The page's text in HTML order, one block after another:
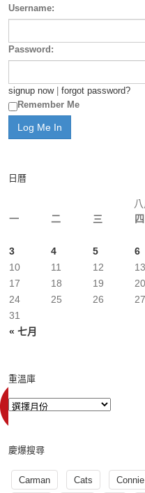
Username:
Password:
signup now| forgot password?
Remember Me
日曆
一
二 三 四
« 七月
3
4 5 6
10
11 12 13
17
18 19 20
24
25 26 27
31
重溫庫
慶爆搜尋
Carman Cats